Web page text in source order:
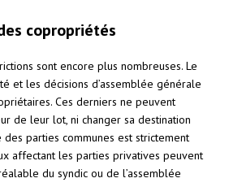
copropriétés
sont encore plus nombreuses. Le
et les décisions d’assemblée générale
Ces derniers ne peuvent
de leur lot, ni changer sa destination
des parties communes est strictement
affectant les parties privatives peuvent
du syndic ou de l’assemblée